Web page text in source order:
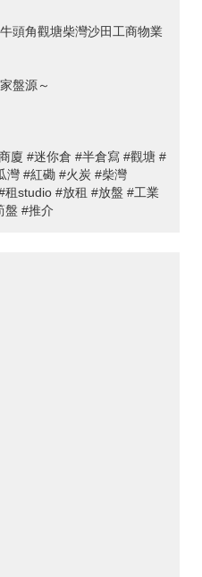
頭角觀塘柴灣沙田工商物業
盤源～
廈 #迷你倉 #半倉寫 #觀塘 #
灣 #紅磡 #火炭 #柴灣
studio #放租 #放盤 #工業
盤 #推介